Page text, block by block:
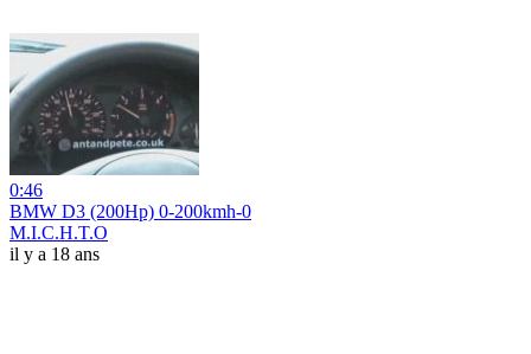
0:46
BMW D3 (200Hp) 0-200kmh-0
M.I.C.H.T.O
il y a 18 ans